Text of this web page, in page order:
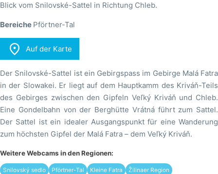
Blick vom Snilovské-Sattel in Richtung Chleb.
Bereiche Pförtner-Tal
 Auf der Karte
Der Snilovské-Sattel ist ein Gebirgspass im Gebirge Malá Fatra
in der Slowakei. Er liegt auf dem Hauptkamm des Kriváň-Teils
des Gebirges zwischen den Gipfeln Veľký Kriváň und Chleb.
Eine Gondelbahn von der Berghütte Vrátná führt zum Sattel.
Der Sattel ist ein idealer Ausgangspunkt für eine Wanderung
zum höchsten Gipfel der Malá Fatra – dem Veľký Kriváň.
Weitere Webcams in den Regionen:
Snilovský sedlo Pförtner-Tal Kleine Fatra
Žilinaer Region